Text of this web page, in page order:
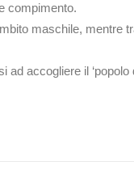
compimento.
maschile, mentre
accogliere il